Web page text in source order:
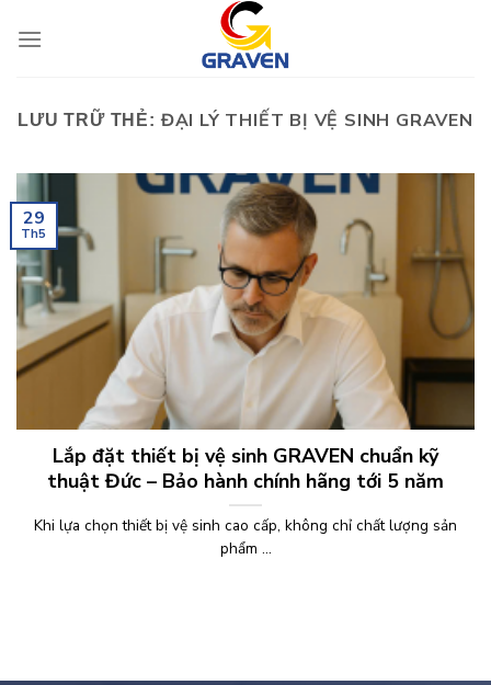
đến
LƯU TRỮ THẺ:ĐẠI LÝ THIẾT BỊ VỆ SINH GRAVEN
Lắp đặt thiết bị vệ sinh GRAVEN chuẩn kỹ
thuật Đức – Bảo hành chính hãng tới 5 năm
Khi lựa chọn thiết bị vệ sinh cao cấp, không chỉ chất lượng sản
phẩm ...
29
Th5